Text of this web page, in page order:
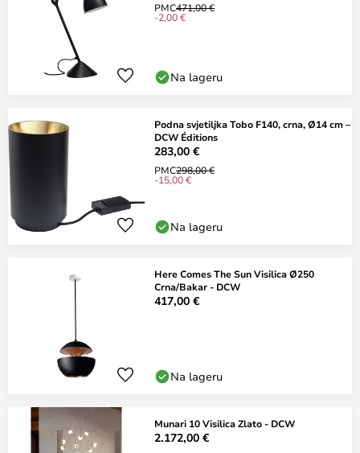
PMC471,00 €
-2,00 €
Na lageru
Podna svjetiljka Tobo F140, crna, Ø14 cm –
DCW Éditions
283,00 €
PMC298,00 €
-15,00 €
Na lageru
Here Comes The Sun Visilica Ø250
Crna/Bakar - DCW
417,00 €
Na lageru
Munari 10 Visilica Zlato - DCW
2.172,00 €